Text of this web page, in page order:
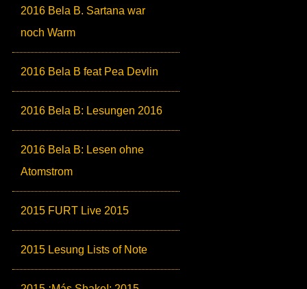
2016 Bela B. Sartana war
noch Warm
2016 Bela B feat Pea Devlin
2016 Bela B: Lesungen 2016
2016 Bela B: Lesen ohne
Atomstrom
2015 FURT Live 2015
2015 Lesung Lists of Note